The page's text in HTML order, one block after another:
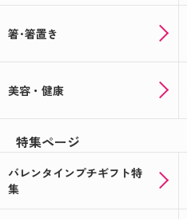
箸･箸置き
美容・健康
特集ページ
バレンタインプチギフト特
集